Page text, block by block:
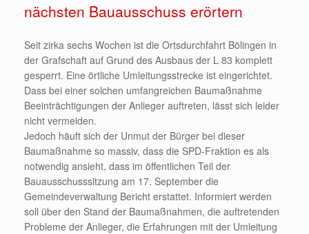
nächsten Bauausschuss erörtern
Seit zirka sechs Wochen ist die Ortsdurchfahrt Bölingen in
der Grafschaft auf Grund des Ausbaus der L 83 komplett
gesperrt. Eine örtliche Umleitungsstrecke ist eingerichtet.
Dass bei einer solchen umfangreichen Baumaßnahme
Beeinträchtigungen der Anlieger auftreten, lässt sich leider
nicht vermeiden.
Jedoch häuft sich der Unmut der Bürger bei dieser
Baumaßnahme so massiv, dass die SPD-Fraktion es als
notwendig ansieht, dass im öffentlichen Teil der
Bauausschusssitzung am 17. September die
Gemeindeverwaltung Bericht erstattet. Informiert werden
soll über den Stand der Baumaßnahmen, die auftretenden
Probleme der Anlieger, die Erfahrungen mit der Umleitung